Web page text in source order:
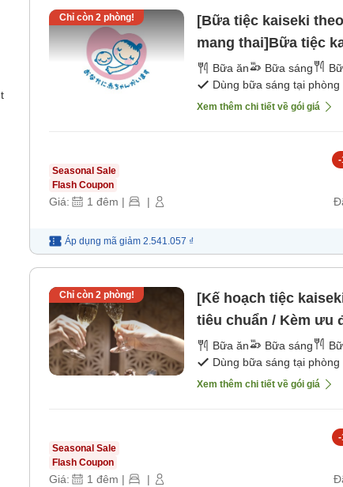
Chỉ còn 2phòng!
[Bữa tiệc kaiseki
mang thai]Bữa tiệc
theo có thể chọn
Bữa ăn Bữa sáng
Dùng bữa sáng tại phòng
Xem thêm chi tiết về gói giá
Seasonal Sale
Flash Coupon
Giá: 1 đêm | |
-
Áp dụng mã giảm 2.541.057 ₫
Chỉ còn 2phòng!
[Kế hoạch tiệc
tiêu chuẩn / Kèm ưu
nước nóng tự nhiên,
nhà. [Bữa sáng] [Bữa
Bữa ăn Bữa sáng
Dùng bữa sáng tại phòng
Xem thêm chi tiết về gói giá
Seasonal Sale
Flash Coupon
Giá: 1 đêm | |
-